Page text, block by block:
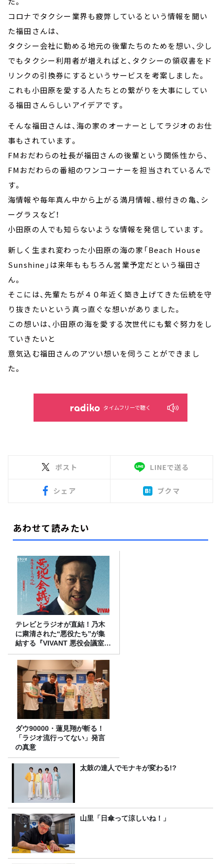
コロナでタクシー業界も疲弊しているという情報を聞い
た福田さんは、
タクシー会社に勤める地元の後輩たちのためを想い、少し
でもタクシー利用者が増えればと、タクシーの領収書をド
リンクの引換券にするというサービスを考案しました。
これも小田原を愛する人たちとの繋がりを大事にしてい
る福田さんらしいアイデアです。
そんな福田さんは、海の家のオーナーとしてラジオのお仕
事もされています。
FMおだわらの社長が福田さんの後輩という関係性から、
FMおだわらの番組のワンコーナーを担当されているんで
す。
海情報や毎年真ん中から上がる満月情報、根付きの亀、シ
ーグラスなど！
小田原の人でも知らないような情報を発信しています。
新しく生まれ変わった小田原の海の家「Beach House
Sunshine」は来年ももちろん営業予定だという福田さ
ん。
そこには、先輩たちが４０年近く築き上げてきた伝統を守
り抜きたいという真っ直ぐな想いがありました。
この想いは、小田原の海を愛する次世代にも繋ぐ努力をし
ていきたいと
意気込む福田さんのアツい想いを伺うことができまし
た。
タイムフリーで聴く
ポスト LINEで送る
シェア ブクマ
あわせて読みたい
テレビとラジオが直結！乃木
に粛清された“悪役たち”が集
結する『VIVANT 悪役会議室』
7/26(日)23時スタート！
ダウ90000・蓮見翔が斬る！
「ラジオ流行ってない」発言
の真意
太鼓の達人でモナキが変わる!?
山里「日傘って涼しいね！」